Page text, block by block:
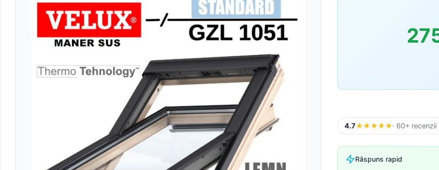
Tablă tip șindrilă
Sageac
Tablă fațadă
Tablă modulară
4.7★★★★★· 60+
Răspuns rapid